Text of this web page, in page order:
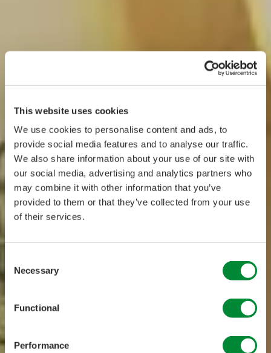
This website uses cookies
We use cookies to personalise content and ads, to
provide social media features and to analyse our traffic.
We also share information about your use of our site with
our social media, advertising and analytics partners who
may combine it with other information that you’ve
provided to them or that they’ve collected from your use
of their services.
Selection
Necessary
Functional
Performance